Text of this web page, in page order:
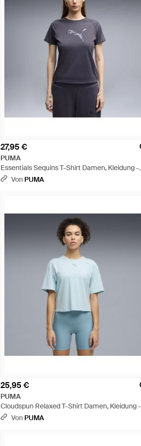
27,95 €
PUMA
Essentials Sequins T-Shirt Damen, Kleidung -
GrauVon PUMA
25,95 €
PUMA
Cloudspun Relaxed T-Shirt Damen, Kleidung -
BlauVon PUMA